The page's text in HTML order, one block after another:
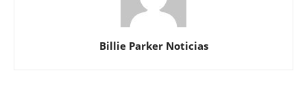
Billie Parker Noticias